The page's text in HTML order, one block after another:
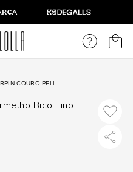
SCARPIN COURO PELICA SOFT VERMELHO BICO FINO
Bico Fino